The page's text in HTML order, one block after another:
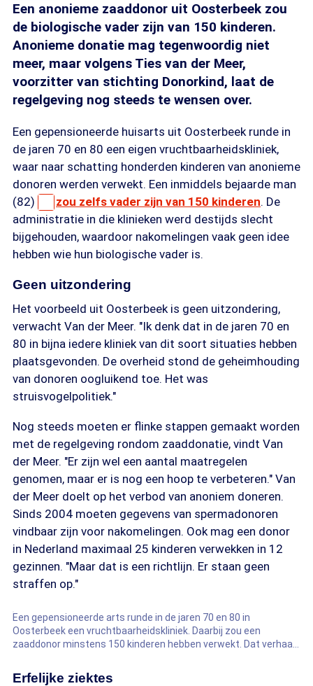
Een anonieme zaaddonor uit Oosterbeek zou
de biologische vader zijn van 150 kinderen.
Anonieme donatie mag tegenwoordig niet
meer, maar volgens Ties van der Meer,
voorzitter van stichting Donorkind, laat de
regelgeving nog steeds te wensen over.
Een gepensioneerde huisarts uit Oosterbeek runde in
de jaren 70 en 80 een eigen vruchtbaarheidskliniek,
waar naar schatting honderden kinderen van anonieme
donoren werden verwekt. Een inmiddels bejaarde man
(82)
zou zelfs vader zijn van 150 kinderen. De
administratie in die klinieken werd destijds slecht
bijgehouden, waardoor nakomelingen vaak geen idee
hebben wie hun biologische vader is.
Geen uitzondering
Het voorbeeld uit Oosterbeek is geen uitzondering,
verwacht Van der Meer. "Ik denk dat in de jaren 70 en
80 in bijna iedere kliniek van dit soort situaties hebben
plaatsgevonden. De overheid stond de geheimhouding
van donoren oogluikend toe. Het was
struisvogelpolitiek."
Nog steeds moeten er flinke stappen gemaakt worden
met de regelgeving rondom zaaddonatie, vindt Van
der Meer. "Er zijn wel een aantal maatregelen
genomen, maar er is nog een hoop te verbeteren." Van
der Meer doelt op het verbod van anoniem doneren.
Sinds 2004 moeten gegevens van spermadonoren
vindbaar zijn voor nakomelingen. Ook mag een donor
in Nederland maximaal 25 kinderen verwekken in 12
gezinnen. "Maar dat is een richtlijn. Er staan geen
straffen op."
Een gepensioneerde arts runde in de jaren 70 en 80 in
Oosterbeek een vruchtbaarheidskliniek. Daarbij zou een
zaaddonor minstens 150 kinderen hebben verwekt. Dat verhaal
ontbrak nog.
Erfelijke ziektes